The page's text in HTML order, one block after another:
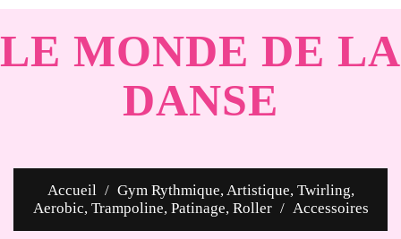
LE MONDE DE LA
DANSE
Accueil
Gym Rythmique, Artistique, Twirling,
Aerobic, Trampoline, Patinage, Roller
Accessoires